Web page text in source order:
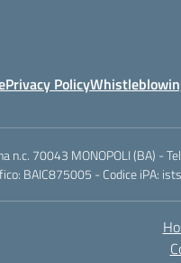
Privacy Policy
n.c. 70043 MONOPOLI (BA) -
BAIC875005 - Codice iPA: